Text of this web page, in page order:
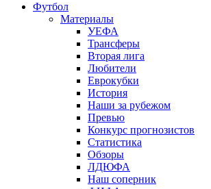
Футбол
Материалы
УЕФА
Трансферы
Вторая лига
Любители
Еврокубки
История
Наши за рубежом
Превью
Конкурс прогнозистов
Статистика
Обзоры
ЛДЮФА
Наш соперник